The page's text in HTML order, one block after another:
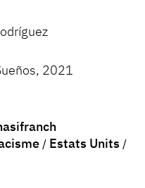
2021
Estats Units